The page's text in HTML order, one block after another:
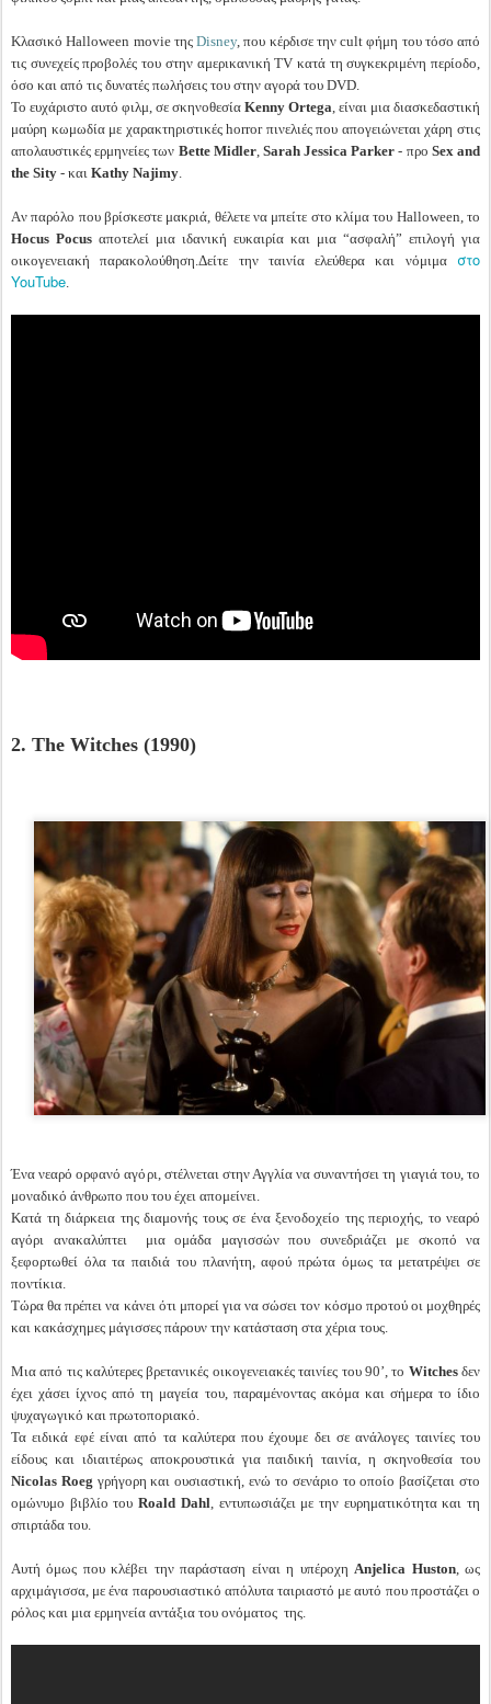
Κλασικό Halloween movie της Disney, που κέρδισε την cult φήμη του τόσο από
τις συνεχείς προβολές του στην αμερικανική ΤV κατά τη συγκεκριμένη περίοδο,
όσο και από τις δυνατές πωλήσεις του στην αγορά του DVD.
Το ευχάριστο αυτό φιλμ, σε σκηνοθεσία Kenny Ortega , είναι μια διασκεδαστική
μαύρη κωμωδία με χαρακτηριστικές horror πινελιές που απογειώνεται χάρη στις
απολαυστικές ερμηνείες των Bette Midler, Sarah Jessica Parker - προ Sex and
the Sity - και Kathy Najimy
Aν παρόλο που βρίσκεστε μακριά, θέλετε να μπείτε στο κλίμα του Halloween, το
Hocus Pocus αποτελεί μια ιδανική ευκαιρία και μια “ασφαλή” επιλογή για
οικογενειακή παρακολούθηση.Δείτε την ταινία ελεύθερα και νόμιμα στο
YouTube
2. The Witches (1990)
Ένα νεαρό ορφανό αγόρι, στέλνεται στην Αγγλία να συναντήσει τη γιαγιά του, το
μοναδικό άνθρωπο που του έχει απομείνει.
Κατά τη διάρκεια της διαμονής τους σε ένα ξενοδοχείο της περιοχής, το νεαρό
αγόρι ανακαλύπτει μια ομάδα μαγισσών που συνεδριάζει με σκοπό να
ξεφορτωθεί όλα τα παιδιά του πλανήτη, αφού πρώτα όμως τα μετατρέψει σε
ποντίκια.
Τώρα θα πρέπει να κάνει ότι μπορεί για να σώσει τον κόσμο προτού οι μοχθηρές
και κακάσχημες μάγισσες πάρουν την κατάσταση στα χέρια τους.
Μια από τις καλύτερες βρετανικές οικογενειακές ταινίες του 90’, το Witchesδεν
έχει χάσει ίχνος από τη μαγεία του, παραμένοντας ακόμα και σήμερα το ίδιο
ψυχαγωγικό και πρωτοποριακό.
Τα ειδικά εφέ είναι από τα καλύτερα που έχουμε δει σε ανάλογες ταινίες του
είδους και ιδιαιτέρως αποκρουστικά για παιδική ταινία, η σκηνοθεσία του
Nicolas Roeg γρήγορη και ουσιαστική, ενώ το σενάριο το οποίο βασίζεται στο
ομώνυμο βιβλίο του Roald Dahl, εντυπωσιάζει με την ευρηματικότητα και τη
σπιρτάδα του.
Αυτή όμως που κλέβει την παράσταση είναι η υπέροχηAnjelica Huston, ως
αρχιμάγισσα, με ένα παρουσιαστικό απόλυτα ταιριαστό με αυτό που προστάζει ο
ρόλος και μια ερμηνεία αντάξια του ονόματος της.